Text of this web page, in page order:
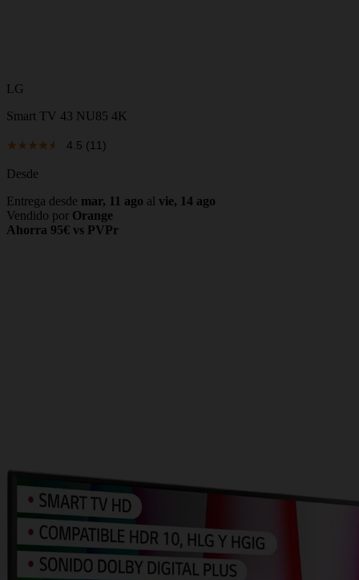
LG
Smart TV 43 NU85 4K
4.5 (11)
Desde
Entrega desde mar, 11 ago al vie, 14 ago
Vendido por Orange
Ahorra 95€ vs PVPr